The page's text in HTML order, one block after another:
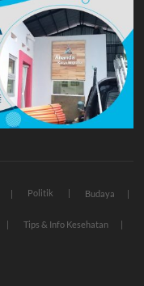
Politik
Budaya
Tips & Info Kesehatan